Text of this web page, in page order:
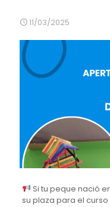
11/03/2025
Si tu peque nació
su plaza para el curso